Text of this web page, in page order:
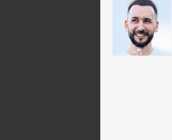
Но
—